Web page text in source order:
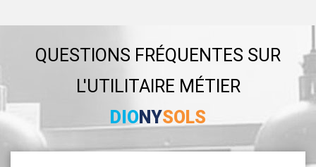
QUESTIONS FRÉQUENTES SUR
L'UTILITAIRE MÉTIER
DIONYSOLS